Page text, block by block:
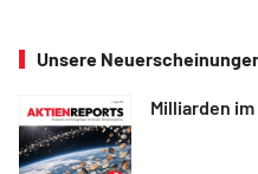
Unsere
Milliarden